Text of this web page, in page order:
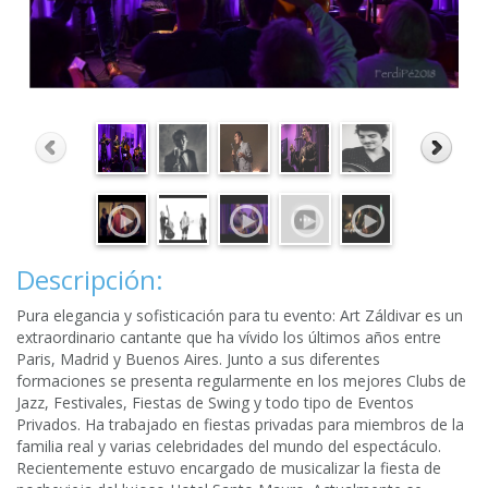
Descripción:
Pura elegancia y sofisticación para tu evento: Art Záldivar es un
extraordinario cantante que ha vívido los últimos años entre
Paris, Madrid y Buenos Aires. Junto a sus diferentes
formaciones se presenta regularmente en los mejores Clubs de
Jazz, Festivales, Fiestas de Swing y todo tipo de Eventos
Privados. Ha trabajado en fiestas privadas para miembros de la
familia real y varias celebridades del mundo del espectáculo.
Recientemente estuvo encargado de musicalizar la fiesta de